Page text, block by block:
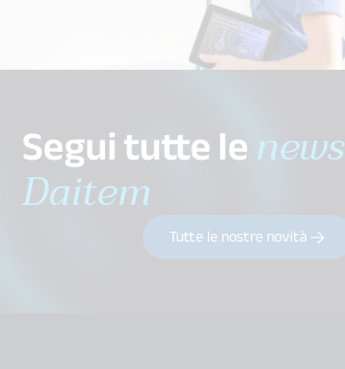
Segui tutte lenews
Daitem
Tutte le nostre novità